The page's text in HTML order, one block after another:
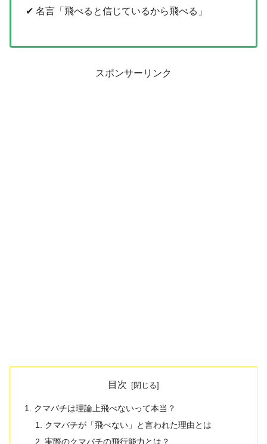
✔ 名言「飛べると信じているから飛べる」
スポンサーリンク
目次
クマバチは理論上飛べないって本当？
クマバチが「飛べない」と言われた理由とは
実際のクマバチの飛行能力とは？